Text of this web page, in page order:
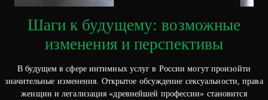
Шаги к будущему: возможные
изменения и перспективы
В будущем в сфере интимных услуг в России могут произойти
значительные изменения. Открытое обсуждение сексуальности, права
женщин и легализация «древнейшей профессии» становится